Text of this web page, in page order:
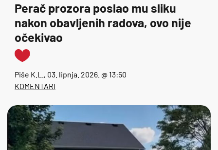
Perač prozora poslao mu sliku
nakon obavljenih radova, ovo nije
očekivao
Piše K.L. , 03. lipnja. 2026. @ 13:50
KOMENTARI